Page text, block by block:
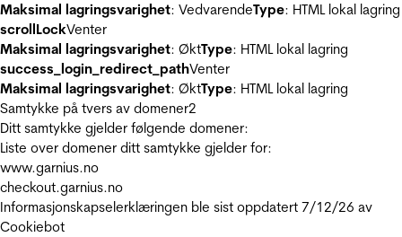
Maksimal lagringsvarighet: VedvarendeType: HTML lokal lagring
scrollLockVenter
Maksimal lagringsvarighet: ØktType: HTML lokal lagring
success_login_redirect_pathVenter
Maksimal lagringsvarighet: ØktType: HTML lokal lagring
Samtykke på tvers av domener2
Ditt samtykke gjelder følgende domener:
Liste over domener ditt samtykke gjelder for:
www.garnius.no
checkout.garnius.no
Informasjonskapselerklæringen ble sist oppdatert 7/12/26 av
Cookiebot